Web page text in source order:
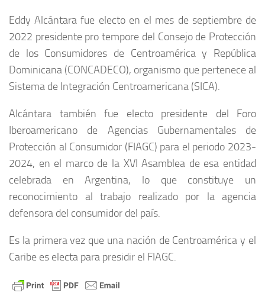
Eddy Alcántara fue electo en el mes de septiembre de
2022 presidente pro tempore del Consejo de Protección
de los Consumidores de Centroamérica y República
Dominicana (CONCADECO), organismo que pertenece al
Sistema de Integración Centroamericana (SICA).
Alcántara también fue electo presidente del Foro
Iberoamericano de Agencias Gubernamentales de
Protección al Consumidor (FIAGC) para el periodo 2023-
2024, en el marco de la XVI Asamblea de esa entidad
celebrada en Argentina,
lo que constituye un
reconocimiento al trabajo realizado por la agencia
defensora del consumidor del país.
Es la primera vez que una nación de Centroamérica y el
Caribe es electa para presidir el FIAGC.